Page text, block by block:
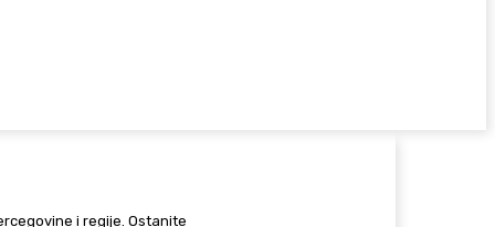
i regije. Ostanite